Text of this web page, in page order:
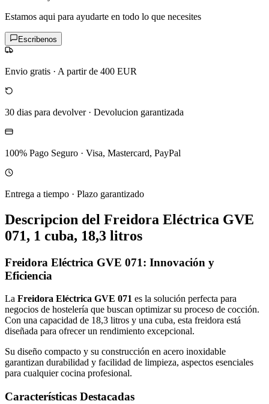
Estamos aqui para ayudarte en todo lo que necesites
Escribenos
Envio gratis · A partir de 400 EUR
30 dias para devolver· Devolucion garantizada
100% Pago Seguro · Visa, Mastercard, PayPal
Entrega a tiempo · Plazo garantizado
Descripcion del Freidora Eléctrica GVE
071, 1 cuba, 18,3 litros
Freidora Eléctrica GVE 071: Innovación y
Eficiencia
La Freidora Eléctrica GVE 071 es la solución perfecta para
negocios de hostelería que buscan optimizar su proceso de cocción.
Con una capacidad de 18,3 litros y una cuba, esta freidora está
diseñada para ofrecer un rendimiento excepcional.
Su diseño compacto y su construcción en acero inoxidable
garantizan durabilidad y facilidad de limpieza, aspectos esenciales
para cualquier cocina profesional.
Características Destacadas